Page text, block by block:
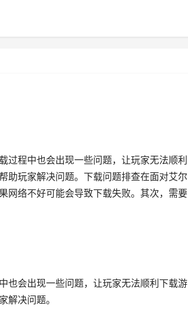
过程中也会出现一些问题，让玩家无法顺利
助玩家解决问题。下载问题排查在面对艾尔
网络不好可能会导致下载失败。其次，需要
也会出现一些问题，让玩家无法顺利下载游
解决问题。